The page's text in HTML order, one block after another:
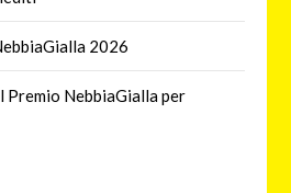
2026
Premio NebbiaGialla per